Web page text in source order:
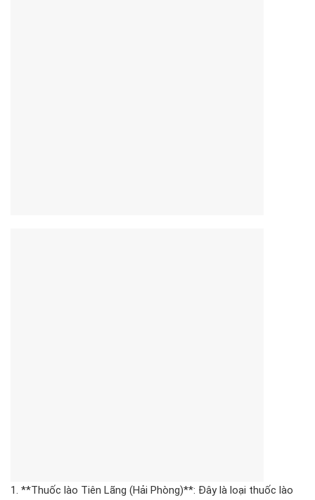
1. **Thuốc lào Tiên Lãng (Hải Phòng)**: Đây là loại thuốc lào